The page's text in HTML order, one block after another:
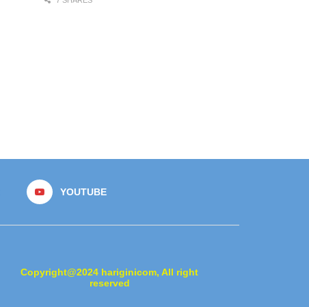
YOUTUBE
Copyright@2024 hariginicom, All right
reserved